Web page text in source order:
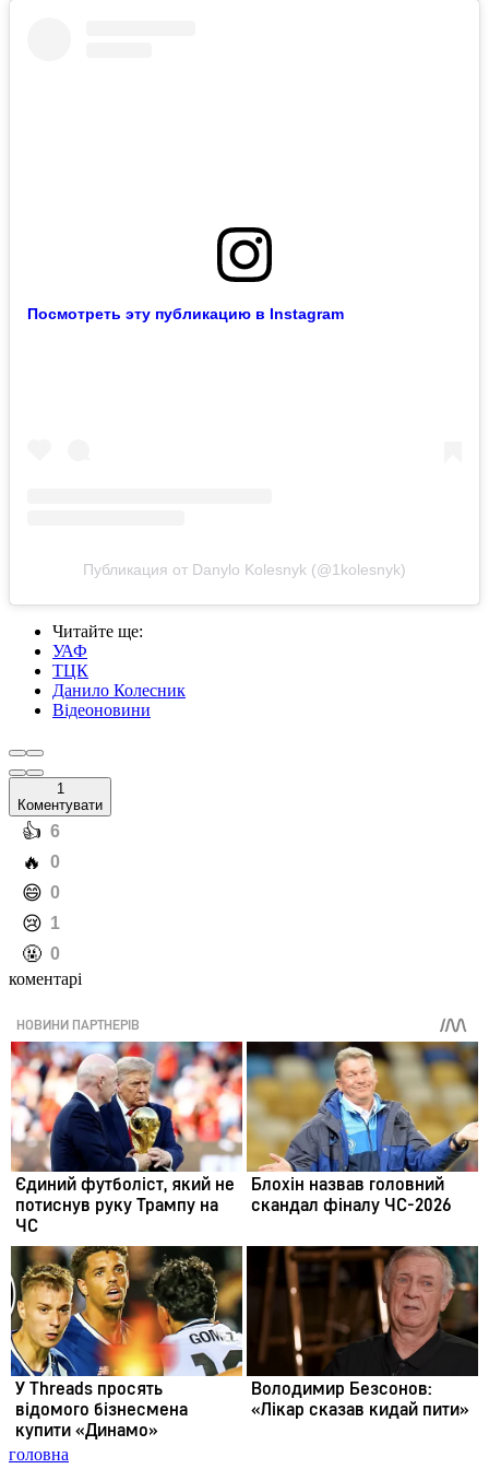
Посмотреть эту публикацию в Instagram
Публикация от Danylo Kolesnyk (@1kolesnyk)
Читайте ще:
УАФ
ТЦК
Данило Колесник
Відеоновини
1
Коментувати
️👍 6
️🔥 0
️😄 0
️😢 1
️🤬 0
коментарі
головна